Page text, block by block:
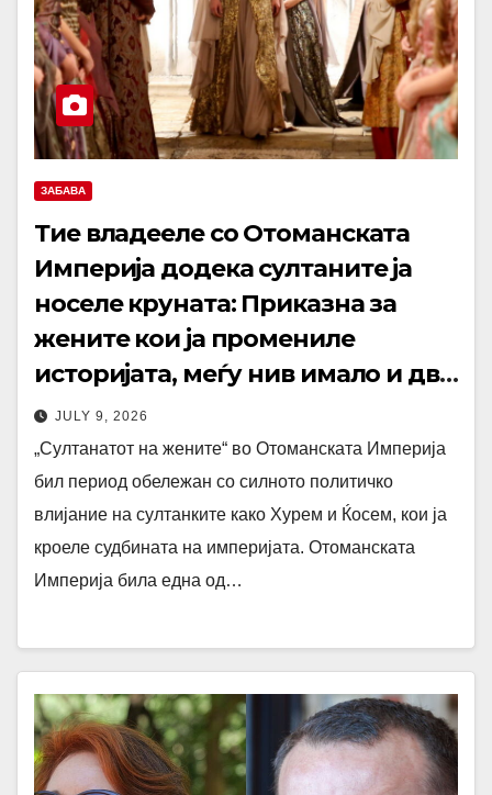
ЗАБАВА
Тие владееле со Отоманската
Империја додека султаните ја
носеле круната: Приказна за
жените кои ја промениле
историјата, меѓу нив имало и две
Србинки, а најмоќна била Ќосем
JULY 9, 2026
„Султанатот на жените“ во Отоманската Империја
бил период обележан со силното политичко
влијание на султанките како Хурем и Ќосем, кои ја
кроеле судбината на империјата. Отоманската
Империја била една од…